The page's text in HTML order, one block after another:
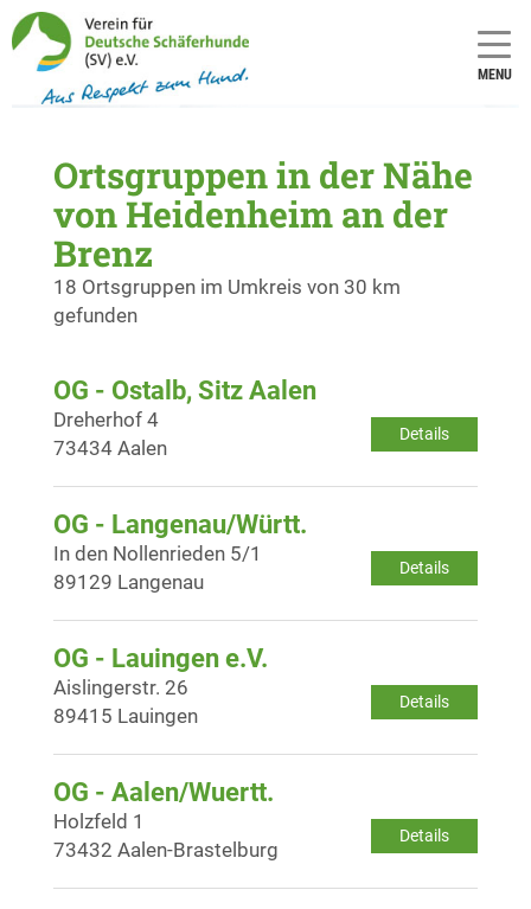
MENU
Ortsgruppen in der Nähe
von Heidenheim an der
Brenz
18 Ortsgruppen im Umkreis von 30 km
gefunden
OG - Ostalb, Sitz Aalen
Details
Dreherhof 4
73434 Aalen
OG - Langenau/Württ.
Details
In den Nollenrieden 5/1
89129 Langenau
OG - Lauingen e.V.
Details
Aislingerstr. 26
89415 Lauingen
OG - Aalen/Wuertt.
Details
Holzfeld 1
73432 Aalen-Brastelburg